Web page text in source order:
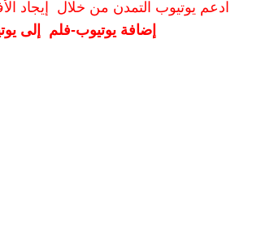
ادعم يوتيوب التمدن من خلال إيجاد
إضافة يوتيوب-فلم إلى